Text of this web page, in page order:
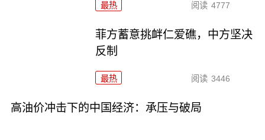
最热 阅读 4777
菲方蓄意挑衅仁爱礁，中方坚决
反制
最热 阅读 3446
高油价冲击下的中国经济：承压与破局